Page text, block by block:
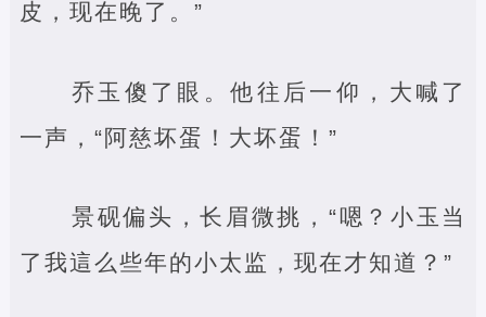
皮，现在晚了。”
乔玉傻了眼。他往后一仰，大喊了
一声，“阿慈坏蛋！大坏蛋！”
景砚偏头，长眉微挑，“嗯？小玉当
了我這么些年的小太监，现在才知道？”